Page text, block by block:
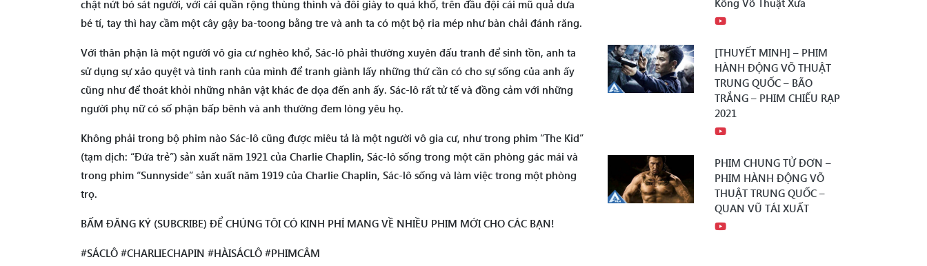
chật nứt bó sát người, với cái quần rộng thùng thình và đôi giày to quá khổ, trên đầu đội cái mũ quả dưa
bé tí, tay thì hay cầm một cây gậy ba-toong bằng tre và anh ta có một bộ ria mép như bàn chải đánh răng.
Với thân phận là một người vô gia cư nghèo khổ, Sác-lô phải thường xuyên đấu tranh để sinh tồn, anh ta
sử dụng sự xảo quyệt và tinh ranh của mình để tranh giành lấy những thứ cần có cho sự sống của anh ấy
cũng như để thoát khỏi những nhân vật khác đe dọa đến anh ấy. Sác-lô rất tử tế và đồng cảm với những
người phụ nữ có số phận bấp bênh và anh thường đem lòng yêu họ.
Không phải trong bộ phim nào Sác-lô cũng được miêu tả là một người vô gia cư, như trong phim “The Kid”
(tạm dịch: “Đứa trẻ”) sản xuất năm 1921 của Charlie Chaplin, Sác-lô sống trong một căn phòng gác mái và
trong phim “Sunnyside” sản xuất năm 1919 của Charlie Chaplin, Sác-lô sống và làm việc trong một phòng
trọ.
BẤM ĐĂNG KÝ (SUBCRIBE) ĐỂ CHÚNG TÔI CÓ KINH PHÍ MANG VỀ NHIỀU PHIM MỚI CHO CÁC BẠN!
#SÁCLÔ #CHARLIECHAPIN #HÀISÁCLÔ #PHIMCÂM
Kông Võ Thuật Xưa
[THUYẾT MINH] – PHIM
HÀNH ĐỘNG VÕ THUẬT
TRUNG QUỐC – BÃO
TRẮNG – PHIM CHIẾU RẠP
2021
PHIM CHUNG TỬ ĐƠN –
PHIM HÀNH ĐỘNG VÕ
THUẬT TRUNG QUỐC –
QUAN VŨ TÁI XUẤT